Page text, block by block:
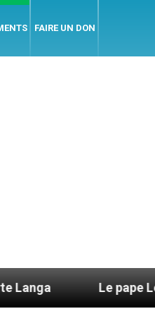
FAIRE UN DON
Léon XIV évoque un